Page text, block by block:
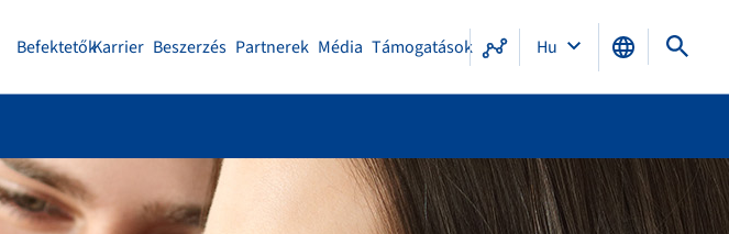
BefektetőkKarrier Beszerzés Partnerek Média Támogatások Hu